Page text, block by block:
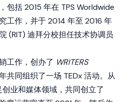
包括 2015 年在 TPS Worldwide
工作，并于 2014 年至 2016 年
(RIT) 迪拜分校担任技术协调员
工作，创办了 WRITERS
共同组织了一场 TEDx 活动。从
业和媒体领域，共同创立了